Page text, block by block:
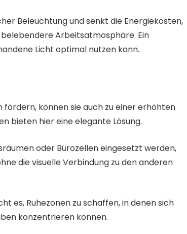
Beleuchtung und senkt die Energiekosten,
Arbeitsatmosphäre. Ein
Licht optimal nutzen kann.
können sie auch zu einer erhöhten
bieten hier eine elegante Lösung.
oder Bürozellen eingesetzt werden,
die visuelle Verbindung zu den anderen
es, Ruhezonen zu schaffen, in denen sich
konzentrieren können.